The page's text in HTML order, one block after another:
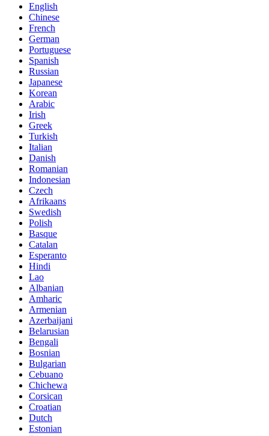
English
Chinese
French
German
Portuguese
Spanish
Russian
Japanese
Korean
Arabic
Irish
Greek
Turkish
Italian
Danish
Romanian
Indonesian
Czech
Afrikaans
Swedish
Polish
Basque
Catalan
Esperanto
Hindi
Lao
Albanian
Amharic
Armenian
Azerbaijani
Belarusian
Bengali
Bosnian
Bulgarian
Cebuano
Chichewa
Corsican
Croatian
Dutch
Estonian